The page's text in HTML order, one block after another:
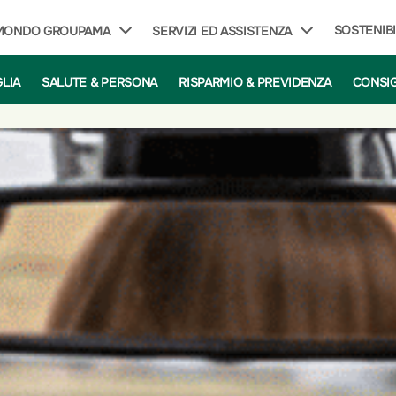
GROUPAMA SERVIZI ED ASSISTENZA
SALUTE & PERSONA RISPARMIO & PREVIDENZA